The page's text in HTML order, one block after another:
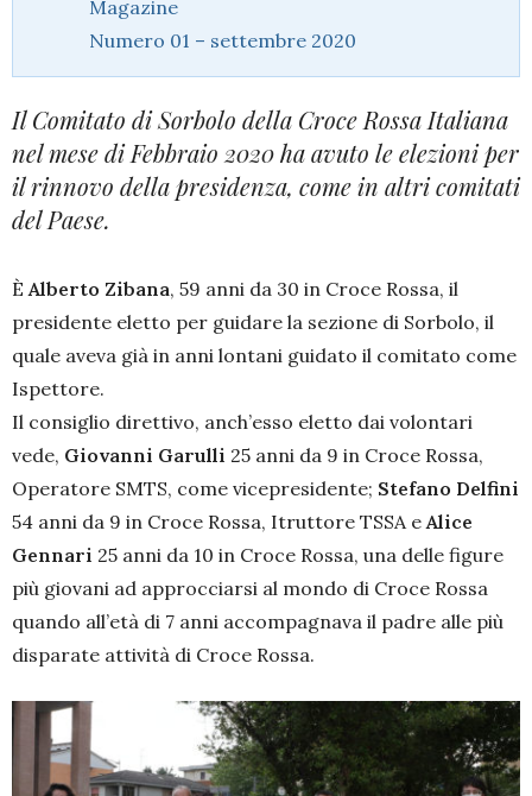
Magazine
Numero 01 – settembre 2020
Il Comitato di Sorbolo della Croce Rossa Italiana
nel mese di Febbraio 2020 ha avuto le elezioni per
il rinnovo della presidenza, come in altri comitati
del Paese.
ÈAlberto Zibana, 59 anni da 30 in Croce Rossa, il
presidente eletto per guidare la sezione di Sorbolo, il
quale aveva già in anni lontani guidato il comitato come
Ispettore.
Il consiglio direttivo, anch’esso eletto dai volontari
vede, Giovanni Garulli 25 anni da 9 in Croce Rossa,
Operatore SMTS, come vicepresidente; Stefano Delfini
54 anni da 9 in Croce Rossa, Itruttore TSSA eAlice
Gennari 25 anni da 10 in Croce Rossa, una delle figure
più giovani ad approcciarsi al mondo di Croce Rossa
quando all’età di 7 anni accompagnava il padre alle più
disparate attività di Croce Rossa.